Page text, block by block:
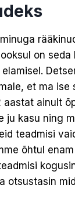
on seda
et ma ise
aastat ainult
ju kasu ning
teadmisi
õhtul
otsustasin